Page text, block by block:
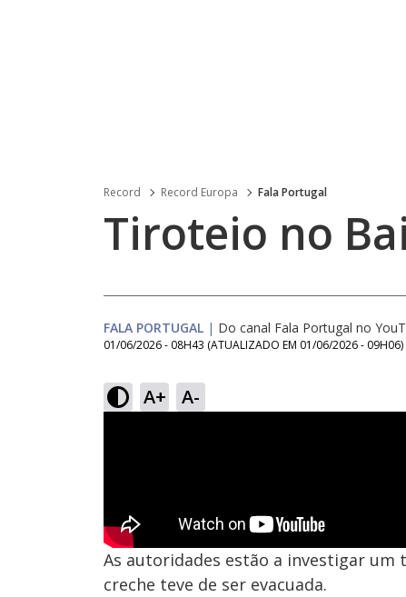
Record Record Europa Fala Portugal
Tiroteio no
FALA PORTUGAL | Do canal Fala Portugal no
01/06/2026 - 08H43 (ATUALIZADO EM 01/06/2026 - 09H06)
A+ A-
As autoridades estão a investigar um
creche teve de ser evacuada.